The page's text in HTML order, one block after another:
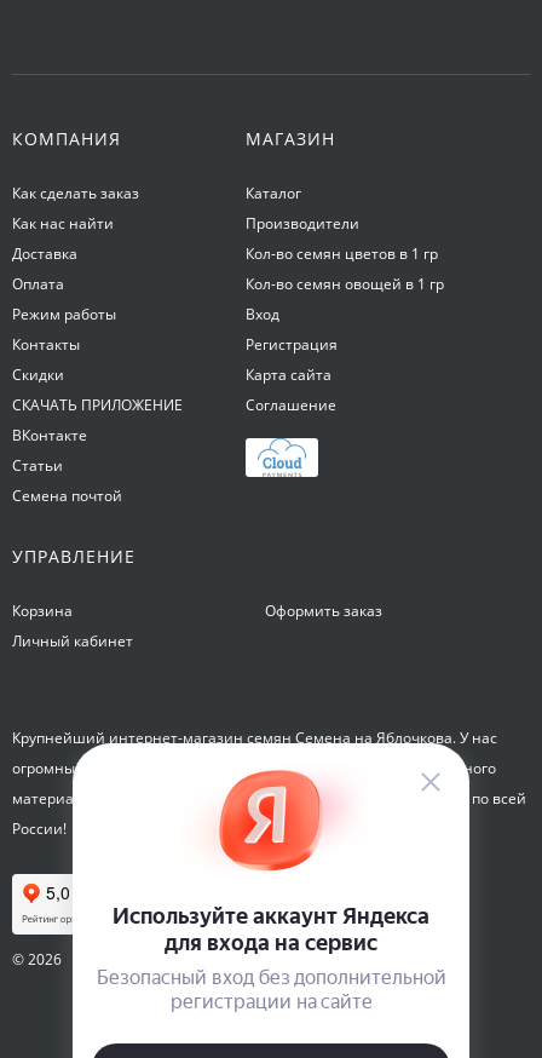
КОМПАНИЯ
Как сделать заказ
Как нас найти
Доставка
Оплата
Режим работы
Контакты
Скидки
СКАЧАТЬ ПРИЛОЖЕНИЕ
ВКонтакте
Статьи
Семена почтой
МАГАЗИН
Каталог
Производители
Кол-во семян цветов в 1 гр
Кол-во семян овощей в 1 гр
Вход
Регистрация
Карта сайта
Соглашение
УПРАВЛЕНИЕ
Корзина
Личный кабинет
Оформить заказ
Крупнейший интернет-магазин семян Семена на Яблочкова. У нас
огромный каталог семян, растений, луковиц цветов и посадочного
материала. Здесь вы можете купить семена почтой и курьером по всей
России!
© 2026